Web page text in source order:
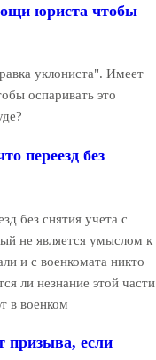
юриста чтобы
уклониста". Имеет
оспаривать это
переезд без
без снятия учета с
не является умыслом к
и с военкомата никто
ли незнание этой части
в военком
призыва, если